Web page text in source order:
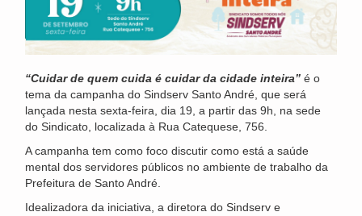
“Cuidar de quem cuida é cuidar da cidade inteira” é o
tema da campanha do Sindserv Santo André, que será
lançada nesta sexta-feira, dia 19, a partir das 9h, na sede
do Sindicato, localizada à Rua Catequese, 756.
A campanha tem como foco discutir como está a saúde
mental dos servidores públicos no ambiente de trabalho da
Prefeitura de Santo André.
Idealizadora da iniciativa, a diretora do Sindserv e